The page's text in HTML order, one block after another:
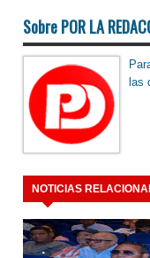
Sobre POR LA
las
NOTICIAS